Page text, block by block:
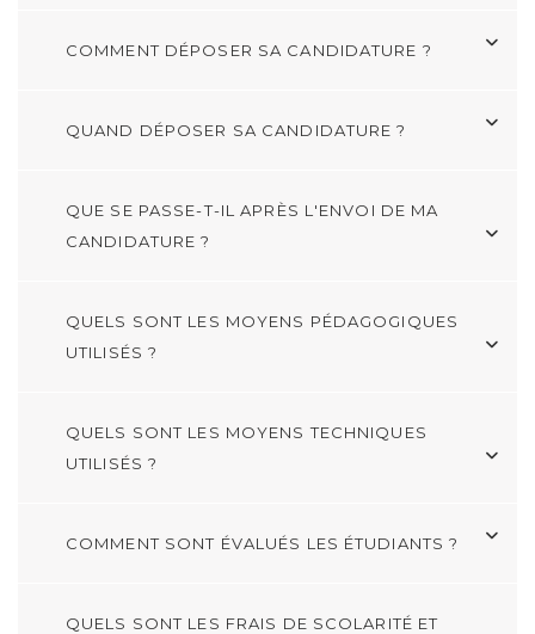
COMMENT DÉPOSER SA CANDIDATURE ?
QUAND DÉPOSER SA CANDIDATURE ?
QUE SE PASSE-T-IL APRÈS L'ENVOI DE MA
CANDIDATURE ?
QUELS SONT LES MOYENS PÉDAGOGIQUES
UTILISÉS ?
QUELS SONT LES MOYENS TECHNIQUES
UTILISÉS ?
COMMENT SONT ÉVALUÉS LES ÉTUDIANTS ?
QUELS SONT LES FRAIS DE SCOLARITÉ ET